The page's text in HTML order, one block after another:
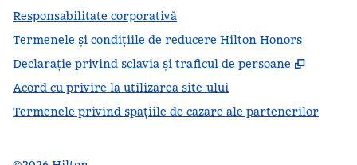
Responsabilitate corporativă
Termenele și condițiile de reducere Hilton Honors
Declarație privind sclavia și traficul de persoane
,
Acord cu privire la utilizarea site-ului
Termenele privind spațiile de cazare ale partenerilor